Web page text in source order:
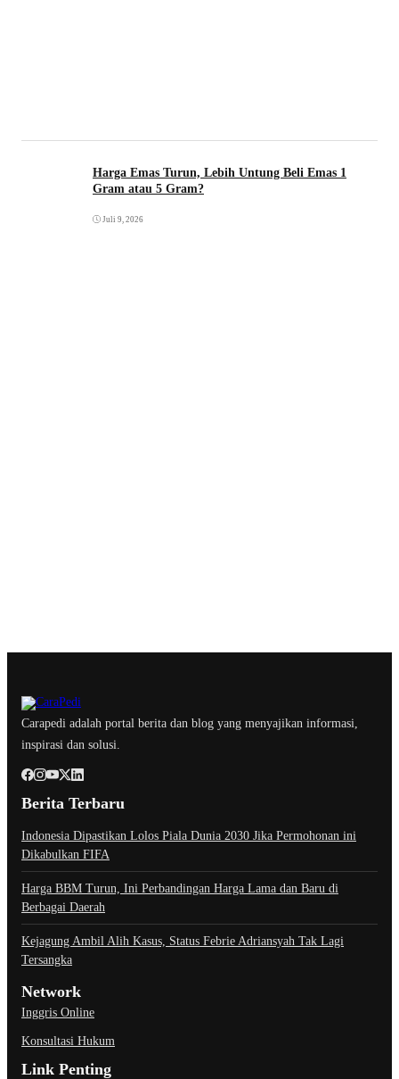
Harga Emas Turun, Lebih Untung Beli Emas 1
Gram atau 5 Gram?
Juli 9, 2026
Carapedi adalah portal berita dan blog yang menyajikan informasi,
inspirasi dan solusi.
Berita Terbaru
Indonesia Dipastikan Lolos Piala Dunia 2030 Jika Permohonan ini
Dikabulkan FIFA
Harga BBM Turun, Ini Perbandingan Harga Lama dan Baru di
Berbagai Daerah
Kejagung Ambil Alih Kasus, Status Febrie Adriansyah Tak Lagi
Tersangka
Network
Inggris Online
Konsultasi Hukum
Link Penting